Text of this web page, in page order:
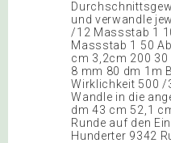
und verwandle
/12 Massstab 1
Massstab 1 50
cm 3,2cm 200
8 mm 80 dm 1m
Wirklichkeit 500 /
Wandle in die
dm 43 cm 52,1
Runde auf den
Hunderter 9342